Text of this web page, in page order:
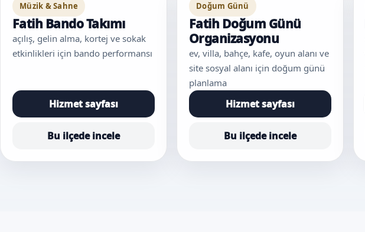
Müzik & Sahne
Fatih Bando Takımı
açılış, gelin alma, kortej ve sokak
etkinlikleri için bando performansı
Hizmet sayfası
Bu ilçede incele
Doğum Günü
Fatih Doğum Günü
Organizasyonu
ev, villa, bahçe, kafe, oyun alanı ve
site sosyal alanı için doğum günü
planlama
Hizmet sayfası
Bu ilçede incele